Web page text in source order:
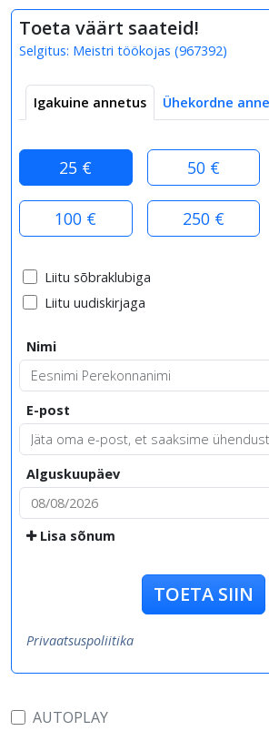
Toeta väärt saateid!
Selgitus: Meistri töökojas (967392)
Igakuine annetus Ühekordne
25 € 50 €
100 € 250 €
Liitu sõbraklubiga
Liitu uudiskirjaga
Nimi
E-post
Alguskuupäev
Lisa sõnum
TOETA SIIN
Privaatsuspoliitika
AUTOPLAY